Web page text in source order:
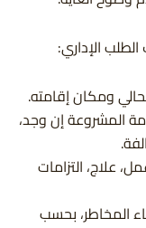
الإداري:
ومكان إقامته.
المشروعة إن وجد،
علاج، التزامات
المخاطر، بحسب